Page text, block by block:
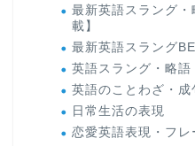
最新英語スラング
載】
最新英語スラング
英語スラング・略
英語のことわざ・成
日常生活の表現
恋愛英語表現・フレ